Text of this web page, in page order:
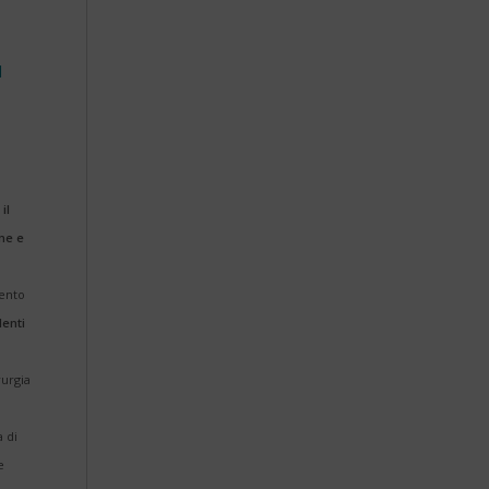
il
e
lenti
di